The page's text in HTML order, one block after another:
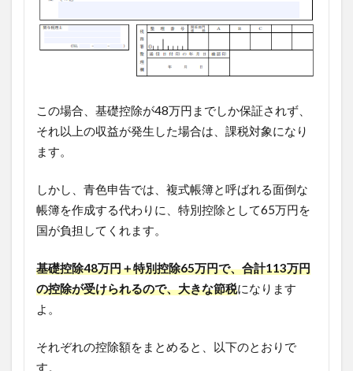
この場合、基礎控除が48万円までしか保証されず、
それ以上の収益が発生した場合は、課税対象になり
ます。
しかし、青色申告では、複式帳簿と呼ばれる面倒な
帳簿を作成する代わりに、特別控除として65万円を
国が負担してくれます。
基礎控除48万円＋特別控除65万円で、合計113万円
の控除が受けられるので、大きな節税になります
よ。
それぞれの控除額をまとめると、以下のとおりで
す。